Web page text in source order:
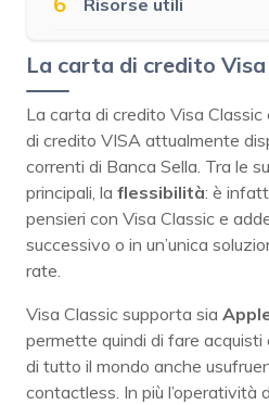
La carta di credito Visa
La carta di credito Visa Classic
di credito VISA attualmente
correnti di Banca Sella. Tra le
principali, la flessibilità: è
pensieri con Visa Classic e
successivo o in un’unica
rate.
Visa Classic supporta sia
permette quindi di fare acquisti
di tutto il mondo anche
contactless. In più l’operatività